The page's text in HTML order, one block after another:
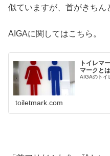
似ていますが、首がきちん
AIGAに関してはこちら。
トイレマ
マークと
AIGAのトイ
toiletmark.com